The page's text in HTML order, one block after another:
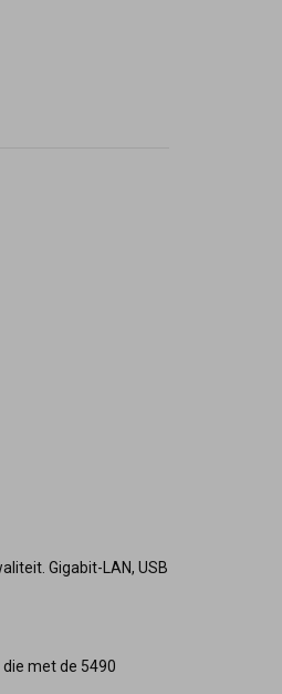
Gigabit-LAN, USB
met de 5490